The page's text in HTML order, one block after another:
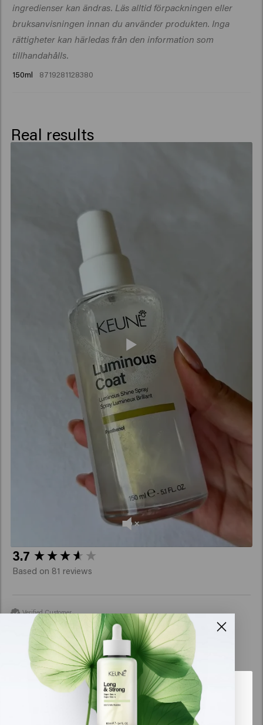
Dioxide, Mica, Octenidine HCl, Tin Oxide,
Hexamethylindanopyran, Linalyl Acetate.
ingredienser kan ändras. Läs alltid förpackningen eller
bruksanvisningen innan du använder produkten. Inga
rättigheter kan härledas från den information som
tillhandahålls.
150ml 8719281128380
Real results
3.7
Based on 81 reviews
Verified Customer
Marion
Mycket trevlig spray Mina lockar är definierade, allt torkar
New content loaded
Det verkar som att du är iUnited
States of America